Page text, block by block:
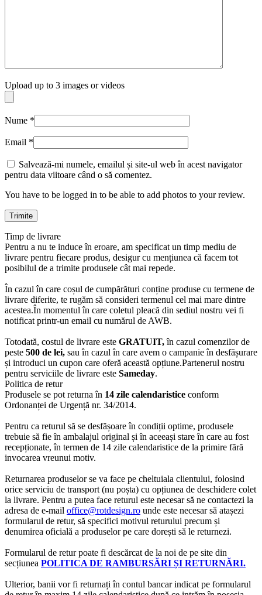
Upload up to 3 images or videos
Nume *
Email *
Salvează-mi numele, emailul și site-ul web în acest navigator
pentru data viitoare când o să comentez.
You have to be logged in to be able to add photos to your review.
Timp de livrare
Pentru a nu te induce în eroare, am specificat un timp mediu de
livrare pentru fiecare produs, desigur cu mențiunea că facem tot
posibilul de a trimite produsele cât mai repede.
În cazul în care coșul de cumpărături conține produse cu termene de
livrare diferite, te rugăm să consideri termenul cel mai mare dintre
acestea.În momentul în care coletul pleacă din sediul nostru vei fi
notificat printr-un email cu numărul de AWB.
Totodată, costul de livrare este GRATUIT,în cazul comenzilor de
peste 500 de lei, sau în cazul în care avem o campanie în desfășurare
și introduci un cupon care oferă această opțiune.Partenerul nostru
pentru serviciile de livrare este Sameday.
Politica de retur
Produsele se pot returna în 14 zile calendaristice conform
Ordonanței de Urgență nr. 34/2014.
Pentru ca returul să se desfășoare în condiții optime, produsele
trebuie să fie în ambalajul original și în aceeași stare în care au fost
recepționate, în termen de 14 zile calendaristice de la primire fără
invocarea vreunui motiv.
Returnarea produselor se va face pe cheltuiala clientului, folosind
orice serviciu de transport (nu poșta) cu opțiunea de deschidere colet
la livrare. Pentru a putea face returul este necesar să ne contactezi la
adresa de e-mail office@rotdesign.ro unde este necesar să atașezi
formularul de retur, să specifici motivul returului precum și
denumirea oficială a produselor pe care dorești să le returnezi.
Formularul de retur poate fi descărcat de la noi de pe site din
secțiunea POLITICA DE RAMBURSĂRI ȘI RETURNĂRI.
Ulterior, banii vor fi returnați în contul bancar indicat pe formularul